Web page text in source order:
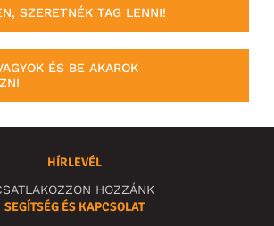
SZERETNÉK TAG LENNI!
ÉS BE AKAROK
HÍRLEVÉL
HOZZÁNK
SEGÍTSÉG ÉS KAPCSOLAT